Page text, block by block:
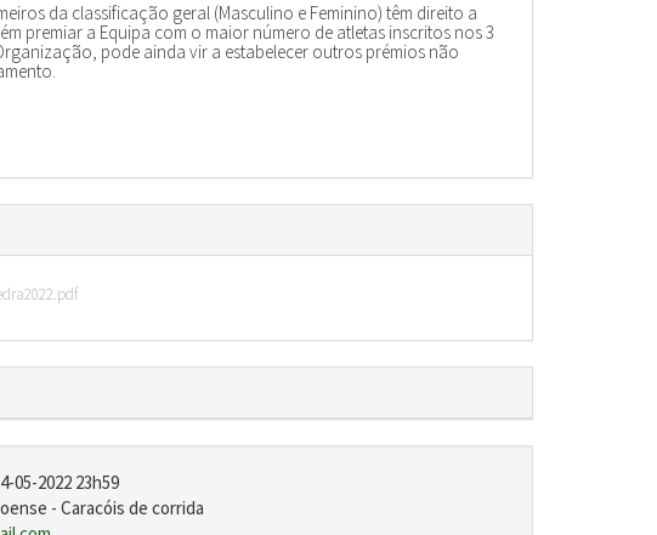
da classificação geral (Masculino e Feminino) têm direito a
premiar a Equipa com o maior número de atletas inscritos nos 3
pode ainda vir a estabelecer outros prémios não
05-2022 23h59
- Caracóis de corrida